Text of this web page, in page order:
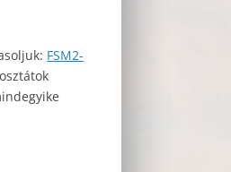
FSM2-